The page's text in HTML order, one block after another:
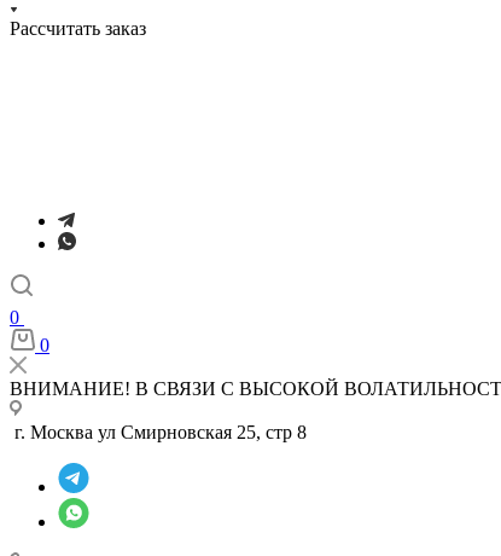
Рассчитать заказ
0
0
ВНИМАНИЕ! В СВЯЗИ С ВЫСОКОЙ
г. Москва ул Смирновская 25, стр 8